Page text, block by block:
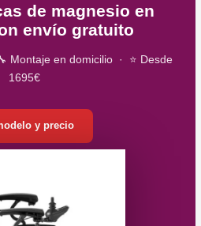
de magnesio en
envío gratuito
Montaje en domicilio · ⭐ Desde
1695€
y precio